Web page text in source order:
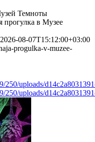
Темноты
прогулка в Музее
2026-08-07T15:12:00+03:00
progulka-v-muzee-
250/uploads/
250/uploads/